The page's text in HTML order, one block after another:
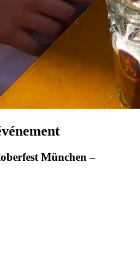
München –